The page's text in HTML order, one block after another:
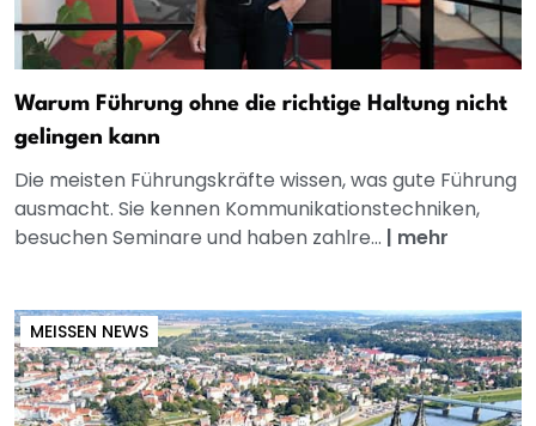
Warum Führung ohne die richtige Haltung nicht
gelingen kann
Die meisten Führungskräfte wissen, was gute Führung
ausmacht. Sie kennen Kommunikationstechniken,
besuchen Seminare und haben zahlre... | mehr
MEISSEN NEWS